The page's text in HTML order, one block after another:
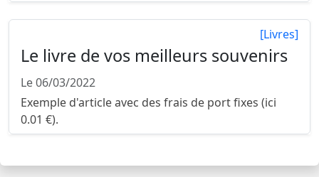
[Livres]
Le livre de vos meilleurs souvenirs
Le 06/03/2022
Exemple d'article avec des frais de port fixes (ici
0.01 €).